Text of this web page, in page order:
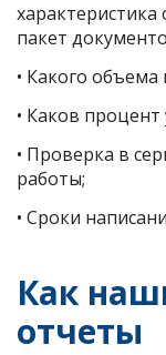
характеристика
пакет
• Какого
• Каков
• Проверка в
работы;
• Сроки
Как
отчеты